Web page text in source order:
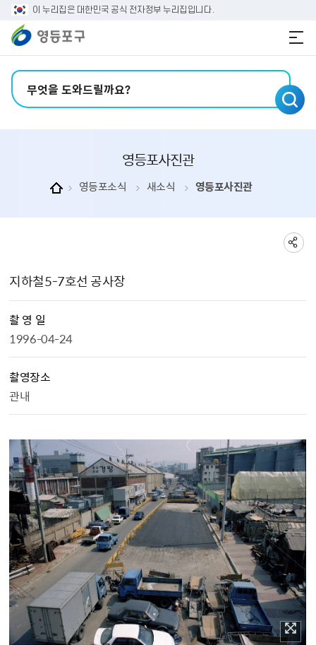
본문 바로가기
주메뉴 바로가기
이 누리집은 대한민국 공식 전자정부 누리집입니다.
영등포사진관
영등포소식 새소식 영등포사진관
지하철5-7호선 공사장
촬 영 일
1996-04-24
촬영장소
관내